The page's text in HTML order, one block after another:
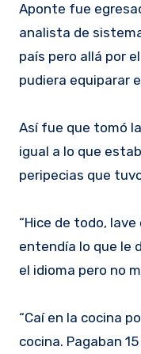
Aponte fue
analista de
país pero allá por
pudiera equiparar
Así fue que tomó
igual a lo que
peripecias que
“Hice de todo,
entendía lo que le
el idioma pero no
“Caí en la cocina
cocina. Pagaban